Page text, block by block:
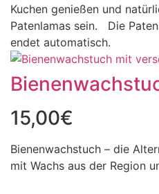
Kuchen genießen und
Patenlamas sein. Die
endet automatisch.
15,00€
Bienenwachstuch – die
mit Wachs aus der Region